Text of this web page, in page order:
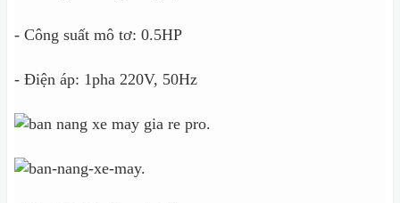
- Công suất mô tơ: 0.5HP
- Điện áp: 1pha 220V, 50Hz